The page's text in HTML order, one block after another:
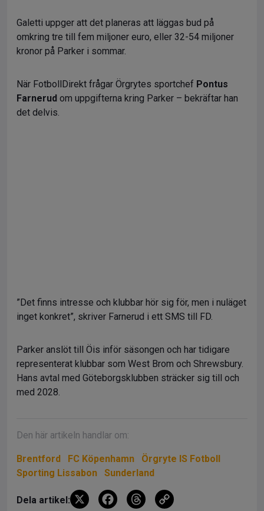
Galetti uppger att det planeras att läggas bud på
omkring tre till fem miljoner euro, eller 32-54 miljoner
kronor på Parker i sommar.
När FotbollDirekt frågar Örgrytes sportchef Pontus
Farnerud om uppgifterna kring Parker – bekräftar han
det delvis.
”Det finns intresse och klubbar hör sig för, men i nuläget
inget konkret”, skriver Farnerud i ett SMS till FD.
Parker anslöt till Öis inför säsongen och har tidigare
representerat klubbar som West Brom och Shrewsbury.
Hans avtal med Göteborgsklubben sträcker sig till och
med 2028.
Den här artikeln handlar om:
Brentford FC Köpenhamn
Örgryte IS Fotboll
Sporting Lissabon
Sunderland
Dela artikel: X
F
T